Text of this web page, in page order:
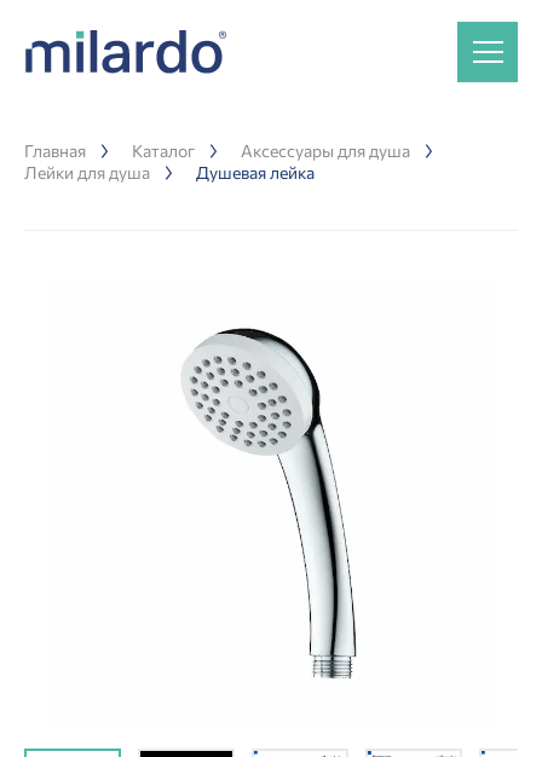
Главная Каталог
Аксессуары для душа
Лейки для душа
Душевая лейка